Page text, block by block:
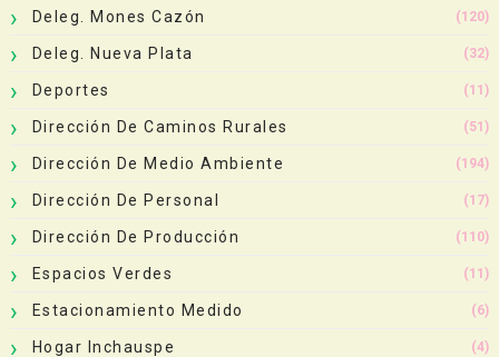
Deleg. Mones Cazón (120)
Deleg. Nueva Plata (32)
Deportes (11)
Dirección De Caminos Rurales (51)
Dirección De Medio Ambiente (194)
Dirección De Personal (17)
Dirección De Producción (110)
Espacios Verdes (11)
Estacionamiento Medido (6)
Hogar Inchauspe (4)